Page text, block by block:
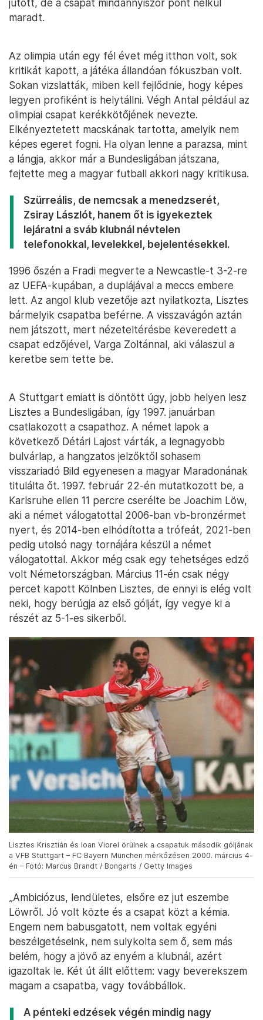
jutott, de a csapat mindannyiszor pont nélkül
maradt.
Az olimpia után egy fél évet még itthon volt, sok
kritikát kapott, a játéka állandóan fókuszban volt.
Sokan vizslatták, miben kell fejlődnie, hogy képes
legyen profiként is helytállni. Végh Antal például az
olimpiai csapat kerékkötőjének nevezte.
Elkényeztetett macskának tartotta, amelyik nem
képes egeret fogni. Ha olyan lenne a parazsa, mint
a lángja, akkor már a Bundesligában játszana,
fejtette meg a magyar futball akkori nagy kritikusa.
Szürreális, de nemcsak a menedzserét,
Zsiray Lászlót, hanem őt is igyekeztek
lejáratni a sváb klubnál névtelen
telefonokkal, levelekkel, bejelentésekkel.
1996 őszén a Fradi megverte a Newcastle-t 3-2-re
az UEFA-kupában, a duplájával a meccs embere
lett. Az angol klub vezetője azt nyilatkozta, Lisztes
bármelyik csapatba beférne. A visszavágón aztán
nem játszott, mert nézeteltérésbe keveredett a
csapat edzőjével, Varga Zoltánnal, aki válaszul a
keretbe sem tette be.
A Stuttgart emiatt is döntött úgy, jobb helyen lesz
Lisztes a Bundesligában, így 1997. januárban
csatlakozott a csapathoz. A német lapok a
következő Détári Lajost várták, a legnagyobb
bulvárlap, a hangzatos jelzőktől sohasem
visszariadó Bild egyenesen a magyar Maradonának
titulálta őt. 1997. február 22-én mutatkozott be, a
Karlsruhe ellen 11 percre cserélte be Joachim Löw,
aki a német válogatottal 2006-ban vb-bronzérmet
nyert, és 2014-ben elhódította a trófeát, 2021-ben
pedig utolsó nagy tornájára készül a német
válogatottal. Akkor még csak egy tehetséges edző
volt Németországban. Március 11-én csak négy
percet kapott Kölnben Lisztes, de ennyi is elég volt
neki, hogy berúgja az első gólját, így vegye ki a
részét az 5-1-es sikerből.
Lisztes Krisztián és Ioan Viorel örülnek a csapatuk második góljának
a VFB Stuttgart – FC Bayern München mérkőzésen 2000. március 4-
én – Fotó: Marcus Brandt / Bongarts / Getty Images
„Ambiciózus, lendületes, elsőre ez jut eszembe
Löwről. Jó volt közte és a csapat közt a kémia.
Engem nem babusgatott, nem voltak egyéni
beszélgetéseink, nem sulykolta sem ő, sem más
belém, hogy a jövő az enyém a klubnál, azért
igazoltak le. Két út állt előttem: vagy beverekszem
magam a csapatba, vagy továbbállok.
A pénteki edzések végén mindig nagy